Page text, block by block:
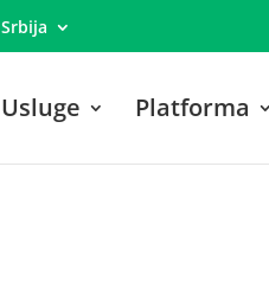
Srbija
Usluge Platforma